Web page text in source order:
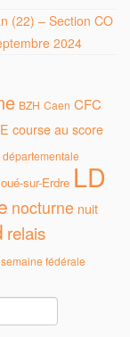
(22) – Section CO
2024
BZH Caen CFC
course au score
départementale
sur-Erdre LD
nocturne nuit
relais
semaine fédérale